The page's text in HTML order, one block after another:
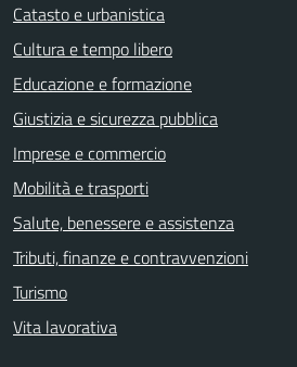
Catasto e urbanistica
Cultura e tempo libero
Educazione e formazione
Giustizia e sicurezza pubblica
Imprese e commercio
Mobilità e trasporti
Salute, benessere e assistenza
Tributi, finanze e contravvenzioni
Turismo
Vita lavorativa